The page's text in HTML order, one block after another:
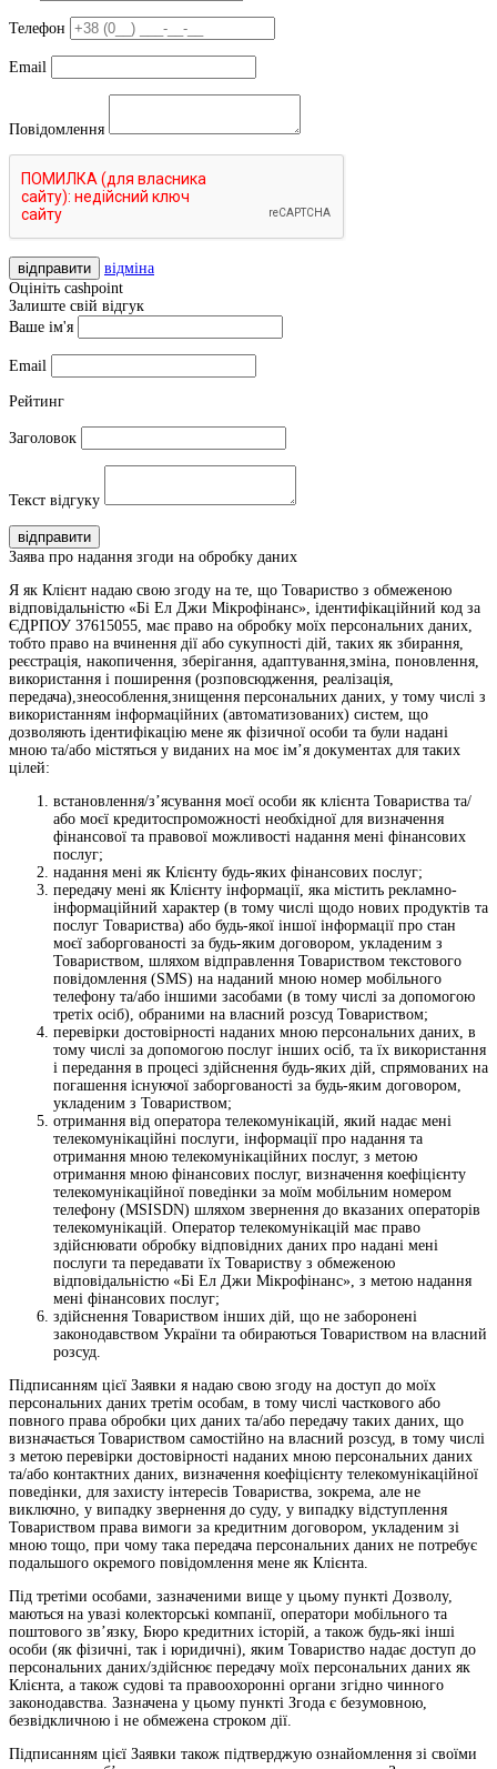
Телефон
Email
Повідомлення
відправити
відміна
Оцініть cashpoint
Залиште свій відгук
Ваше ім'я
Email
Рейтинг
Заголовок
Текст відгуку
відправити
Заява про надання згоди на обробку даних
Я як Клієнт надаю свою згоду на те, що Товариство з обмеженою
відповідальністю «Бі Ел Джи Мікрофінанс», ідентифікаційний код за
ЄДРПОУ 37615055, має право на обробку моїх персональних даних,
тобто право на вчинення дії або сукупності дій, таких як збирання,
реєстрація, накопичення, зберігання, адаптування,зміна, поновлення,
використання і поширення (розповсюдження, реалізація,
передача),знеособлення,знищення персональних даних, у тому числі з
використанням інформаційних (автоматизованих) систем, що
дозволяють ідентифікацію мене як фізичної особи та були надані
мною та/або містяться у виданих на моє ім’я документах для таких
цілей:
встановлення/з’ясування моєї особи як клієнта Товариства та/
або моєї кредитоспроможності необхідної для визначення
фінансової та правової можливості надання мені фінансових
послуг;
надання мені як Клієнту будь-яких фінансових послуг;
передачу мені як Клієнту інформації, яка містить рекламно-
інформаційний характер (в тому числі щодо нових продуктів та
послуг Товариства) або будь-якої іншої інформації про стан
моєї заборгованості за будь-яким договором, укладеним з
Товариством, шляхом відправлення Товариством текстового
повідомлення (SMS) на наданий мною номер мобільного
телефону та/або іншими засобами (в тому числі за допомогою
третіх осіб), обраними на власний розсуд Товариством;
перевірки достовірності наданих мною персональних даних, в
тому числі за допомогою послуг інших осіб, та їх використання
і передання в процесі здійснення будь-яких дій, спрямованих на
погашення існуючої заборгованості за будь-яким договором,
укладеним з Товариством;
отримання від оператора телекомунікацій, який надає мені
телекомунікаційні послуги, інформації про надання та
отримання мною телекомунікаційних послуг, з метою
отримання мною фінансових послуг, визначення коефіцієнту
телекомунікаційної поведінки за моїм мобільним номером
телефону (MSISDN) шляхом звернення до вказаних операторів
телекомунікацій. Оператор телекомунікацій має право
здійснювати обробку відповідних даних про надані мені
послуги та передавати їх Товариству з обмеженою
відповідальністю «Бі Ел Джи Мікрофінанс», з метою надання
мені фінансових послуг;
здійснення Товариством інших дій, що не заборонені
законодавством України та обираються Товариством на власний
розсуд.
Підписанням цієї Заявки я надаю свою згоду на доступ до моїх
персональних даних третім особам, в тому числі часткового або
повного права обробки цих даних та/або передачу таких даних, що
визначається Товариством самостійно на власний розсуд, в тому числі
з метою перевірки достовірності наданих мною персональних даних
та/або контактних даних, визначення коефіцієнту телекомунікаційної
поведінки, для захисту інтересів Товариства, зокрема, але не
виключно, у випадку звернення до суду, у випадку відступлення
Товариством права вимоги за кредитним договором, укладеним зі
мною тощо, при чому така передача персональних даних не потребує
подальшого окремого повідомлення мене як Клієнта.
Під третіми особами, зазначеними вище у цьому пункті Дозволу,
маються на увазі колекторські компанії, оператори мобільного та
поштового зв’язку, Бюро кредитних історій, а також будь-які інші
особи (як фізичні, так і юридичні), яким Товариство надає доступ до
персональних даних/здійснює передачу моїх персональних даних як
Клієнта, а також судові та правоохоронні органи згідно чинного
законодавства. Зазначена у цьому пункті Згода є безумовною,
безвідкличною і не обмежена строком дії.
Підписанням цієї Заявки також підтверджую ознайомлення зі своїми